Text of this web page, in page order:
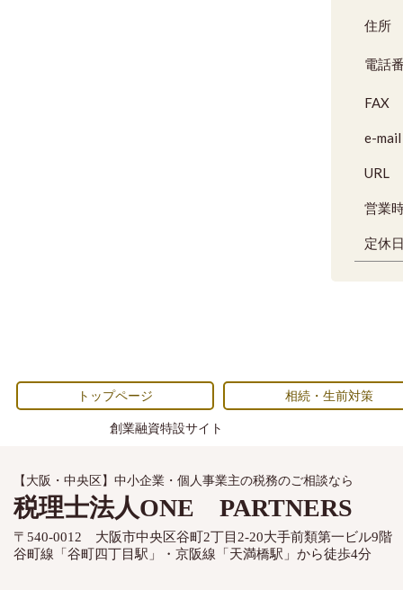
住所
電話
FAX
e-mail
URL
営業
定休
トップページ 相続・生前対策
創業融資特設サイト
【大阪・中央区】中小企業・個人事業主の税務のご相談なら
税理士法人ONE PARTNERS
〒540-0012 大阪市中央区谷町2丁目2-20大手前類第一ビル9階
谷町線「谷町四丁目駅」・京阪線「天満橋駅」から徒歩4分